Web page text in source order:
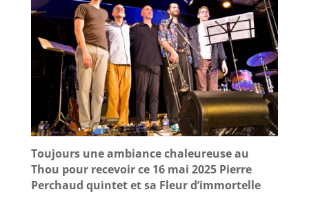
Toujours une ambiance chaleureuse au
Thou pour recevoir ce 16 mai 2025 Pierre
Perchaud quintet et sa Fleur d’immortelle